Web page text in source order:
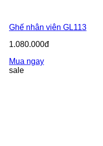
Ghế nhân viên GL113
1.080.000đ
Mua ngay
sale